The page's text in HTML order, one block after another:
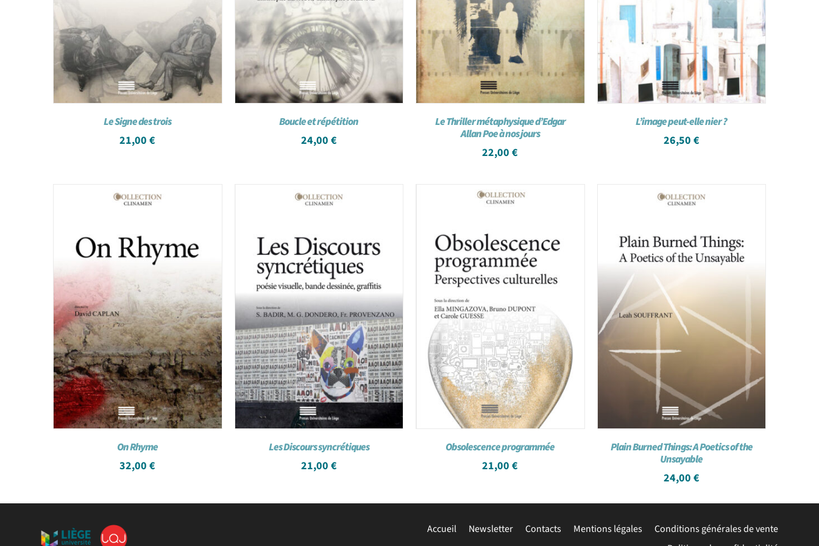
Le Signe des trois
21,00€
Boucle et répétition
24,00 €
Le Thriller métaphysique d’Edgar
Allan Poe à nos jours
22,00€
L’image peut-elle nier ?
26,50 €
On Rhyme
32,00€
Les Discours syncrétiques
21,00 €
Obsolescence programmée
21,00€
Plain Burned Things: A Poetics of the
Unsayable
24,00 €
Accueil Newsletter Contacts Mentions légales
Conditions générales de vente